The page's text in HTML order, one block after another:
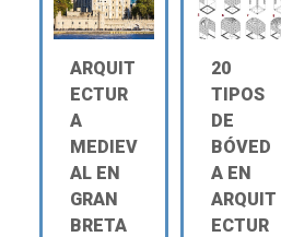
ARQUIT
ECTUR
A
MEDIEV
AL EN
GRAN
BRETA
20
TIPOS
DE
BÓVED
A EN
ARQUIT
ECTUR